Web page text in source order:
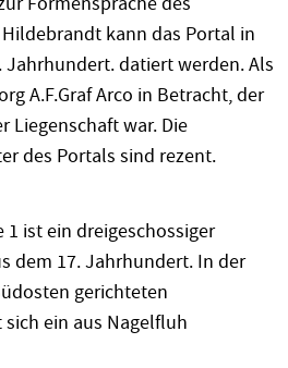
kann das Portal in
Jahrhundert. datiert werden. Als
A.F.Graf Arco in Betracht, der
Liegenschaft war. Die
des Portals sind rezent.
1 ist ein dreigeschossiger
dem 17. Jahrhundert. In der
gerichteten
ein aus Nagelfluh